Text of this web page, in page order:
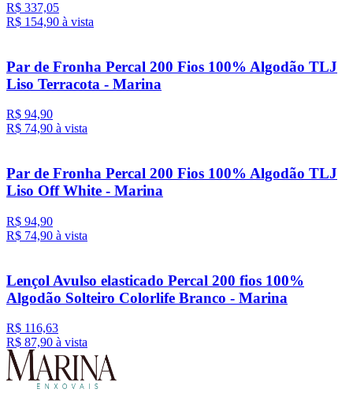
R$ 337,05
R$ 154,90 à vista
Par de Fronha Percal 200 Fios 100% Algodão TLJ
Liso Terracota - Marina
R$ 94,90
R$ 74,90 à vista
Par de Fronha Percal 200 Fios 100% Algodão TLJ
Liso Off White - Marina
R$ 94,90
R$ 74,90 à vista
Lençol Avulso elasticado Percal 200 fios 100%
Algodão Solteiro Colorlife Branco - Marina
R$ 116,63
R$ 87,90 à vista